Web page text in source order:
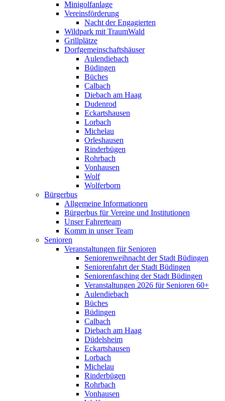
Minigolfanlage
Vereinsförderung
Nacht der Engagierten
Wildpark mit TraumWald
Grillplätze
Dorfgemeinschaftshäuser
Aulendiebach
Büdingen
Büches
Calbach
Diebach am Haag
Dudenrod
Eckartshausen
Lorbach
Michelau
Orleshausen
Rinderbügen
Rohrbach
Vonhausen
Wolf
Wolferborn
Bürgerbus
Allgemeine Informationen
Bürgerbus für Vereine und Institutionen
Unser Fahrerteam
Komm in unser Team
Senioren
Veranstaltungen für Senioren
Seniorenweihnacht der Stadt Büdingen
Seniorenfahrt der Stadt Büdingen
Seniorenfasching der Stadt Büdingen
Veranstaltungen 2026 für Senioren 60+
Aulendiebach
Büches
Büdingen
Calbach
Diebach am Haag
Düdelsheim
Eckartshausen
Lorbach
Michelau
Rinderbügen
Rohrbach
Vonhausen